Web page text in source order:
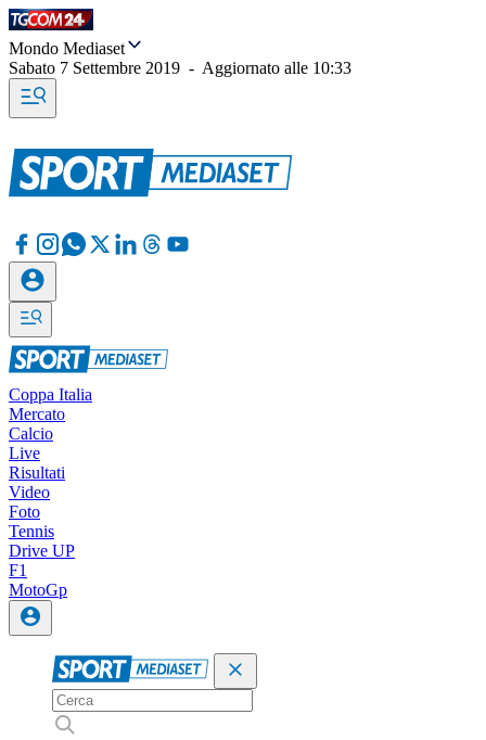
Mondo Mediaset
Sabato 7 Settembre 2019 - Aggiornato alle 10:33
Coppa Italia
Mercato
Calcio
Live
Risultati
Video
Foto
Tennis
Drive UP
F1
MotoGp